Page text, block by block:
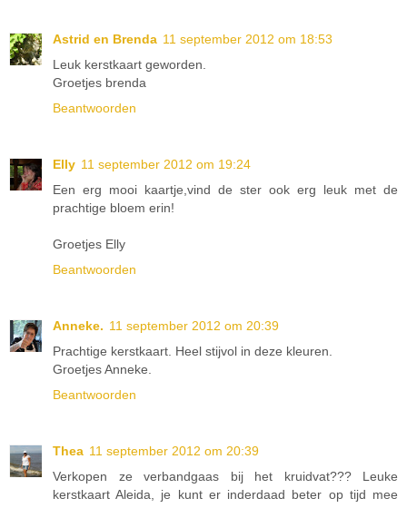
Astrid en Brenda 11 september 2012 om 18:53
Leuk kerstkaart geworden.
Groetjes brenda
Beantwoorden
Elly 11 september 2012 om 19:24
Een erg mooi kaartje,vind de ster ook erg leuk met de
prachtige bloem erin!
Groetjes Elly
Beantwoorden
Anneke. 11 september 2012 om 20:39
Prachtige kerstkaart. Heel stijvol in deze kleuren.
Groetjes Anneke.
Beantwoorden
Thea 11 september 2012 om 20:39
Verkopen ze verbandgaas bij het kruidvat??? Leuke
kerstkaart Aleida, je kunt er inderdaad beter op tijd mee